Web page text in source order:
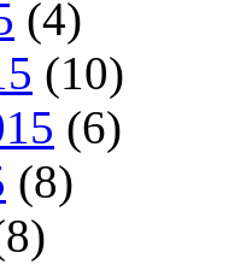
(4)
(10)
(6)
(8)